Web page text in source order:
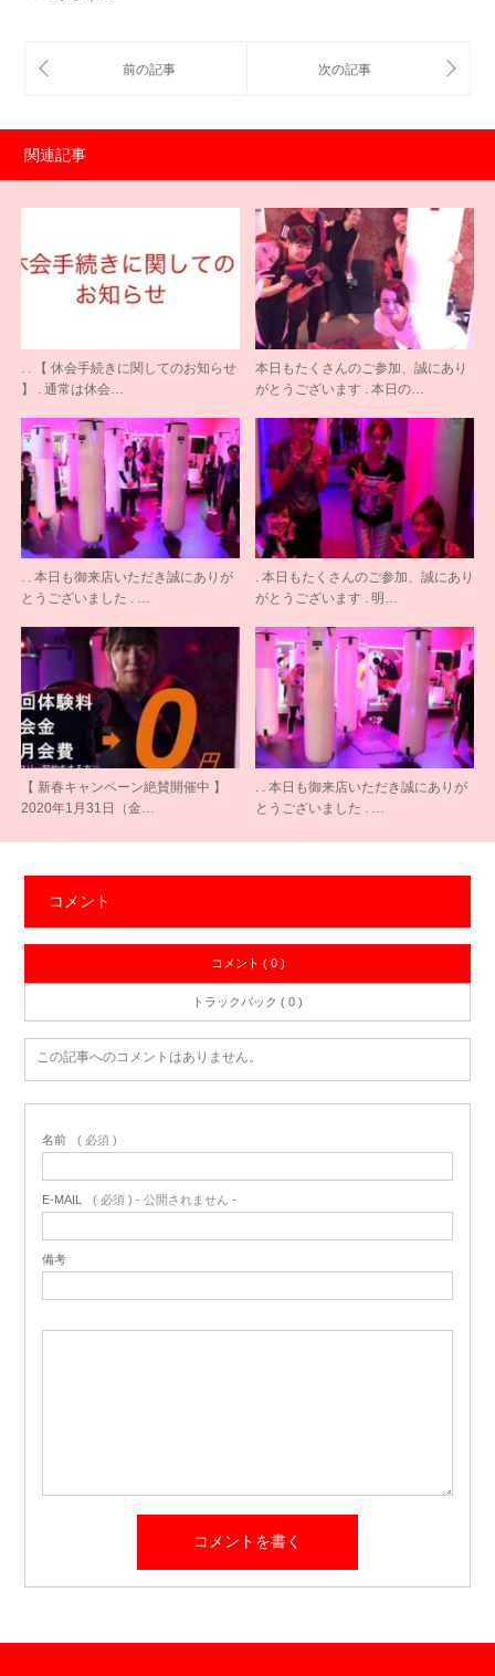
関連記事
. . 【 休会手続きに関してのお知らせ
】 . 通常は休会…
本日もたくさんのご参加、誠にあり
がとうございます . 本日の…
. . 本日も御来店いただき誠にありが
とうございました . …
. 本日もたくさんのご参加、誠にあり
がとうございます . 明…
【 新春キャンペーン絶賛開催中 】
2020年1月31日（金…
. . 本日も御来店いただき誠にありが
とうございました . …
コメント
コメント ( 0 )
トラックバック ( 0 )
この記事へのコメントはありません。
名前 ( 必須 )
E-MAIL ( 必須 ) - 公開されません -
備考